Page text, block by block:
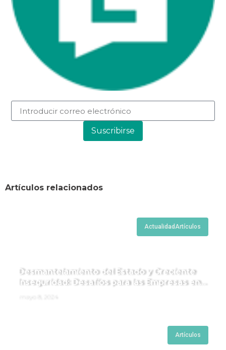
Suscribirse
Artículos relacionados
ActualidadArtículos
Desmantelamiento del Estado y Creciente
Inseguridad: Desafíos para las Empresas en
Artículos